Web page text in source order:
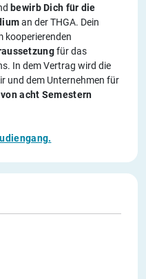
bewirb Dich für die
an der THGA. Dein
kooperierenden
für das
In dem Vertrag wird die
und dem Unternehmen für
acht Semestern